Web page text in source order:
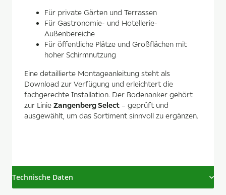
Für private Gärten und Terrassen
Für Gastronomie- und Hotellerie-
Außenbereiche
Für öffentliche Plätze und Großflächen mit
hoher Schirmnutzung
Eine detaillierte Montageanleitung steht als
Download zur Verfügung und erleichtert die
fachgerechte Installation. Der Bodenanker gehört
zur Linie Zangenberg Select – geprüft und
ausgewählt, um das Sortiment sinnvoll zu ergänzen.
Technische Daten